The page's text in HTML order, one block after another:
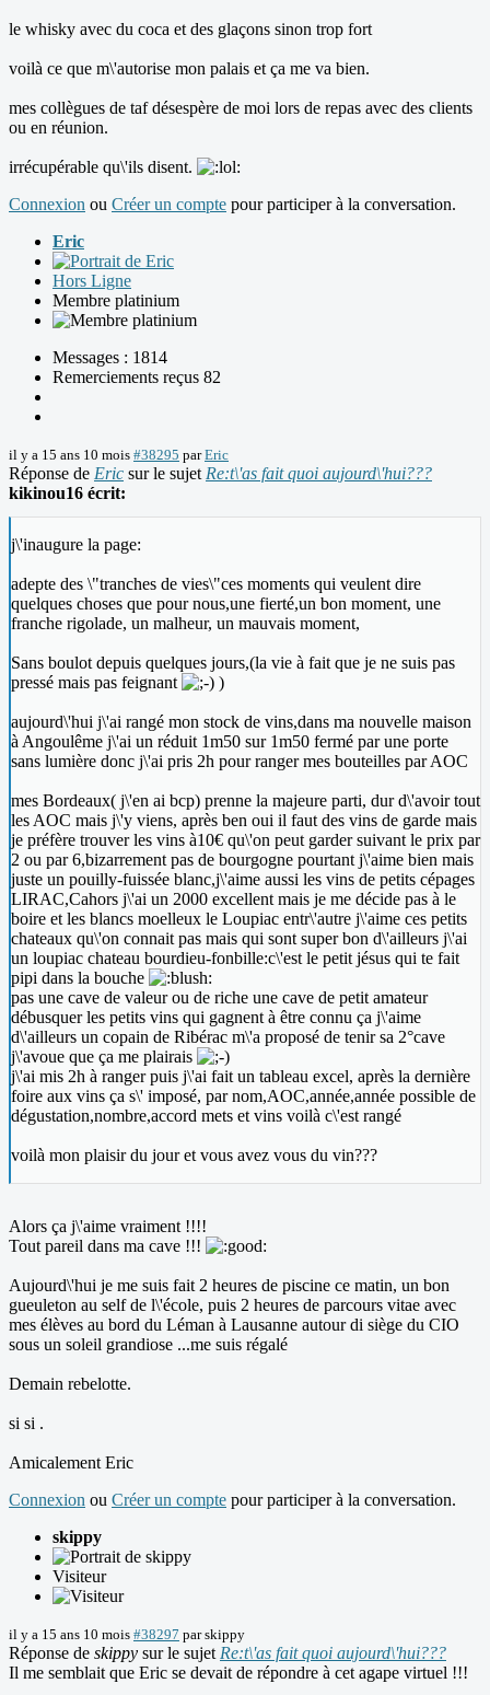
le whisky avec du coca et des glaçons sinon trop fort
voilà ce que m\'autorise mon palais et ça me va bien.
mes collègues de taf désespère de moi lors de repas avec des clients
ou en réunion.
irrécupérable qu\'ils disent.
Connexion ou Créer un compte pour participer à la conversation.
Eric
Hors Ligne
Membre platinium
Messages : 1814
Remerciements reçus 82
il y a 15 ans 10 mois #38295 parEric
Réponse de Eric sur le sujet Re:t\'as fait quoi aujourd\'hui???
kikinou16 écrit:
j\'inaugure la page:
adepte des \"tranches de vies\"ces moments qui veulent dire
quelques choses que pour nous,une fierté,un bon moment, une
franche rigolade, un malheur, un mauvais moment,
Sans boulot depuis quelques jours,(la vie à fait que je ne suis pas
pressé mais pas feignant
)
aujourd\'hui j\'ai rangé mon stock de vins,dans ma nouvelle maison
à Angoulême j\'ai un réduit 1m50 sur 1m50 fermé par une porte
sans lumière donc j\'ai pris 2h pour ranger mes bouteilles par AOC
mes Bordeaux( j\'en ai bcp) prenne la majeure parti, dur d\'avoir tout
les AOC mais j\'y viens, après ben oui il faut des vins de garde mais
je préfère trouver les vins à10€ qu\'on peut garder suivant le prix par
2 ou par 6,bizarrement pas de bourgogne pourtant j\'aime bien mais
juste un pouilly-fuissée blanc,j\'aime aussi les vins de petits cépages
LIRAC,Cahors j\'ai un 2000 excellent mais je me décide pas à le
boire et les blancs moelleux le Loupiac entr\'autre j\'aime ces petits
chateaux qu\'on connait pas mais qui sont super bon d\'ailleurs j\'ai
un loupiac chateau bourdieu-fonbille:c\'est le petit jésus qui te fait
pipi dans la bouche
pas une cave de valeur ou de riche une cave de petit amateur
débusquer les petits vins qui gagnent à être connu ça j\'aime
d\'ailleurs un copain de Ribérac m\'a proposé de tenir sa 2°cave
j\'avoue que ça me plairais
j\'ai mis 2h à ranger puis j\'ai fait un tableau excel, après la dernière
foire aux vins ça s\' imposé, par nom,AOC,année,année possible de
dégustation,nombre,accord mets et vins voilà c\'est rangé
voilà mon plaisir du jour et vous avez vous du vin???
Alors ça j\'aime vraiment !!!!
Tout pareil dans ma cave !!!
Aujourd\'hui je me suis fait 2 heures de piscine ce matin, un bon
gueuleton au self de l\'école, puis 2 heures de parcours vitae avec
mes élèves au bord du Léman à Lausanne autour di siège du CIO
sous un soleil grandiose ...me suis régalé
Demain rebelotte.
si si .
Amicalement Eric
Connexion ou Créer un compte pour participer à la conversation.
skippy
Visiteur
il y a 15 ans 10 mois #38297 parskippy
Réponse de skippy sur le sujet Re:t\'as fait quoi aujourd\'hui???
Il me semblait que Eric se devait de répondre à cet agape virtuel !!!